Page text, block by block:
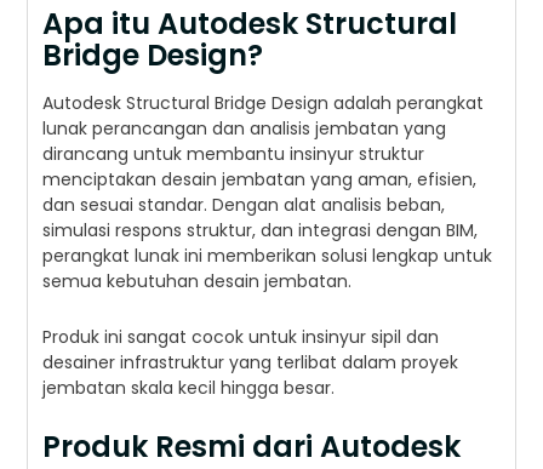
Apa itu Autodesk Structural
Bridge Design?
Autodesk Structural Bridge Design adalah perangkat
lunak perancangan dan analisis jembatan yang
dirancang untuk membantu insinyur struktur
menciptakan desain jembatan yang aman, efisien,
dan sesuai standar. Dengan alat analisis beban,
simulasi respons struktur, dan integrasi dengan BIM,
perangkat lunak ini memberikan solusi lengkap untuk
semua kebutuhan desain jembatan.
Produk ini sangat cocok untuk insinyur sipil dan
desainer infrastruktur yang terlibat dalam proyek
jembatan skala kecil hingga besar.
Produk Resmi dari Autodesk